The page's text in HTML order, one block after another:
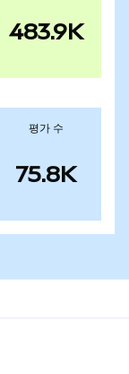
483.9K
평가 수
75.8K